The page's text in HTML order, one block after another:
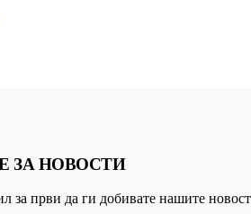
ЗА НОВОСТИ
за први да ги добивате нашите